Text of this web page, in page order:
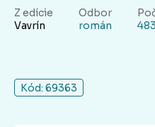
Z edície
Vavrín
Odbor
román
483
Kód: 69363